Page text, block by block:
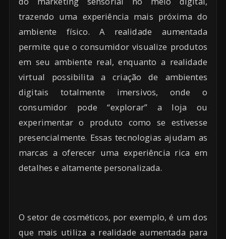
trazendo uma experiência mais próxima do
ambiente físico. A realidade aumentada
permite que o consumidor visualize produtos
em seu ambiente real, enquanto a realidade
virtual possibilita a criação de ambientes
digitais totalmente imersivos, onde o
consumidor pode “explorar” a loja ou
experimentar o produto como se estivesse
presencialmente. Essas tecnologias ajudam as
marcas a oferecer uma experiência rica em
detalhes e altamente personalizada.
O setor de cosméticos, por exemplo, é um dos
que mais utiliza a realidade aumentada para